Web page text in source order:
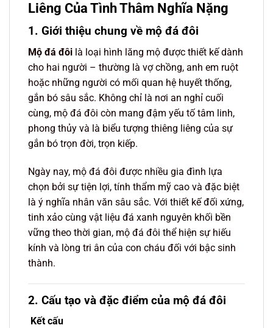
Liêng Của Tình Thâm Nghĩa Nặng
1. Giới thiệu chung về mộ đá đôi
Mộ đá đôi là loại hình lăng mộ được thiết kế dành
cho hai người – thường là vợ chồng, anh em ruột
hoặc những người có mối quan hệ huyết thống,
gắn bó sâu sắc. Không chỉ là nơi an nghỉ cuối
cùng, mộ đá đôi còn mang đậm yếu tố tâm linh,
phong thủy và là biểu tượng thiêng liêng của sự
gắn bó trọn đời, trọn kiếp.
Ngày nay, mộ đá đôi được nhiều gia đình lựa
chọn bởi sự tiện lợi, tính thẩm mỹ cao và đặc biệt
là ý nghĩa nhân văn sâu sắc. Với thiết kế đối xứng,
tinh xảo cùng vật liệu đá xanh nguyên khối bền
vững theo thời gian, mộ đá đôi thể hiện sự hiếu
kính và lòng tri ân của con cháu đối với bậc sinh
thành.
2. Cấu tạo và đặc điểm của mộ đá đôi
Kết cấu